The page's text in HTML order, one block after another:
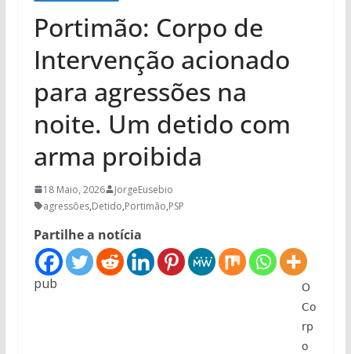
Portimão: Corpo de
Intervenção acionado
para agressões na
noite. Um detido com
arma proibida
18 Maio, 2026
JorgeEusebio
agressões,Detido,Portimão,PSP
Partilhe a notícia
pub
𝖮
𝖢𝗈
𝗋𝗉
𝗈